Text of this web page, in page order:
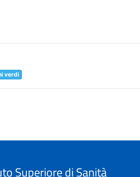
verdi
Superiore di Sanità